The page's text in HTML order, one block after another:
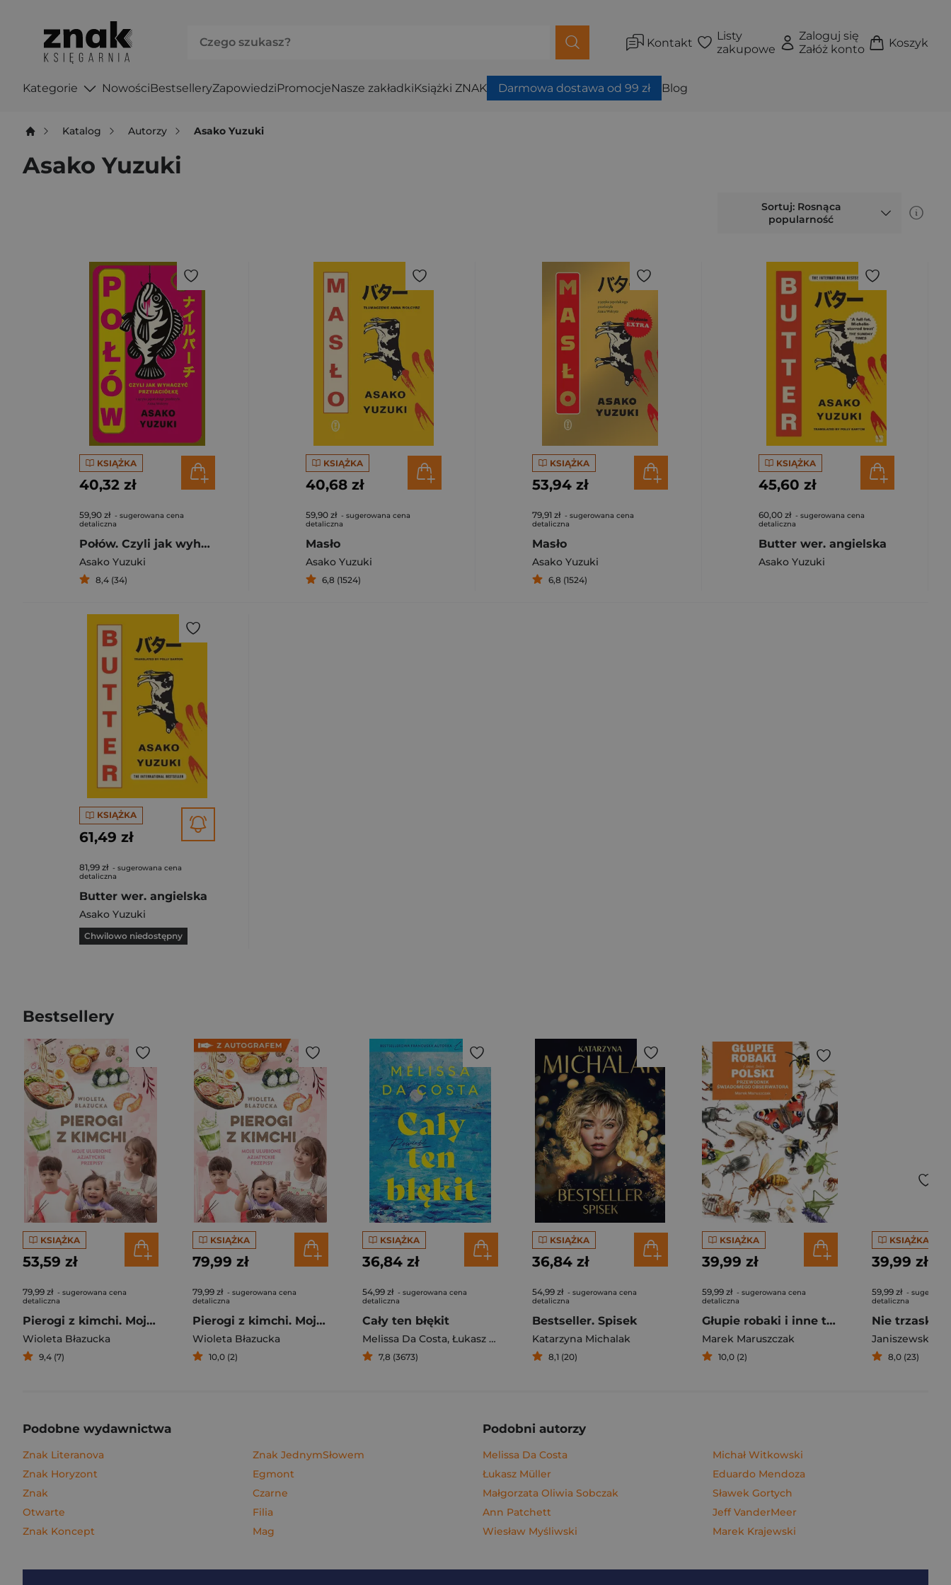
Kontakt
Listy
zakupowe
Zaloguj się
Załóż konto
Koszyk
Kategorie NowościBestselleryZapowiedziPromocjeNasze zakładkiKsiążki ZNAK Darmowa dostawa od 99 zł Blog
Katalog Autorzy Asako Yuzuki
Asako Yuzuki
Sortuj: Rosnąca
popularność
KSIĄŻKA
40,32 zł
59,90 zł - sugerowana cena
detaliczna
Połów. Czyli jak wyhaczyć przyjaciółkę
Asako Yuzuki
8,4 (34)
KSIĄŻKA
40,68 zł
59,90 zł - sugerowana cena
detaliczna
Masło
Asako Yuzuki
6,8 (1524)
KSIĄŻKA
53,94 zł
79,91 zł - sugerowana cena
detaliczna
Masło
Asako Yuzuki
6,8 (1524)
KSIĄŻKA
45,60 zł
60,00 zł - sugerowana cena
detaliczna
Butter wer. angielska
Asako Yuzuki
KSIĄŻKA
61,49 zł
81,99 zł - sugerowana cena
detaliczna
Butter wer. angielska
Asako Yuzuki
Chwilowo niedostępny
Bestsellery
KSIĄŻKA
53,59 zł
79,99 zł - sugerowana cena
detaliczna
Pierogi z kimchi. Moje ulubione azjatyckie przepisy
Wioleta Błazucka
9,4 (7)
KSIĄŻKA
79,99 zł
79,99 zł - sugerowana cena
detaliczna
Pierogi z kimchi. Moje ulubione azjatyckie przepisy - książka z autografem
Wioleta Błazucka
10,0 (2)
KSIĄŻKA
36,84 zł
54,99 zł - sugerowana cena
detaliczna
Cały ten błękit
Melissa Da Costa, Łukasz Müller
7,8 (3673)
KSIĄŻKA
36,84 zł
54,99 zł - sugerowana cena
detaliczna
Bestseller. Spisek
Katarzyna Michalak
8,1 (20)
KSIĄŻKA
39,99 zł
59,99 zł - sugerowana cena
detaliczna
Głupie robaki i inne takie Polski
Marek Maruszczak
10,0 (2)
KSIĄŻKA
39,99 zł
59,99 zł -
detaliczna
Janiszewska
8,0 (23)
Podobne wydawnictwa
Znak Literanova
Znak Horyzont
Znak
Otwarte
Znak Koncept
Znak JednymSłowem
Egmont
Czarne
Filia
Mag
Podobni autorzy
Melissa Da Costa
Łukasz Müller
Małgorzata Oliwia Sobczak
Ann Patchett
Wiesław Myśliwski
Michał Witkowski
Eduardo Mendoza
Sławek Gortych
Jeff VanderMeer
Marek Krajewski